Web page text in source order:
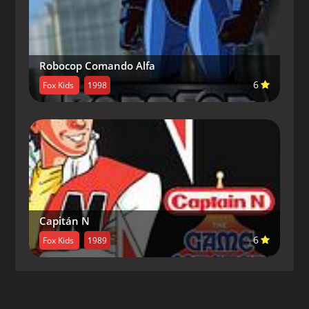
Capitulo 10- Barely Working
Capitulo 11- It's All Relative
Capitulo 12-Yo-Yogi
Capitulo 13-Jellystone Jam
Capitulo 14-
Capitulo 15-Tricky Dickie's Dirty Trickies
Capitulo 16-Super Duper Snag
Capitulo 17-Polly Wants a Safe Cracker
Capitulo 18-Mall or Nothing
Robocop Comando Alfa
Fox Kids 1998 6
Capitán N
Fox Kids 1989 6